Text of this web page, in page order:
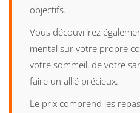
objectifs.
Vous découvrirez
mental sur votre propre
votre sommeil, de votre
faire un allié précieux.
Le prix comprend les